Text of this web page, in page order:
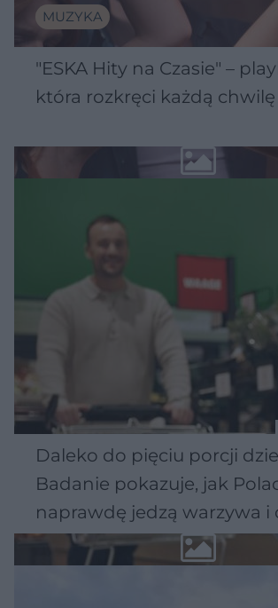
MUZYKA
"ESKA Hity na Czasie" –
która rozkręci każdą chwilę
Daleko do pięciu porcji
Badanie pokazuje, jak
naprawdę jedzą warzywa i